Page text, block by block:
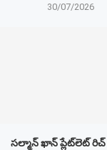
30/07/2026
సల్మాన్ ఖాన్ ప్లేట్‌లెట్ రిచ్